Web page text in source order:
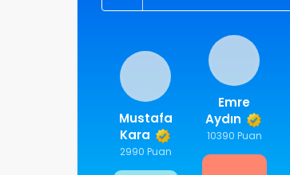
Emre
Aydın
10390 Puan
Mustafa
Kara
2990 Puan